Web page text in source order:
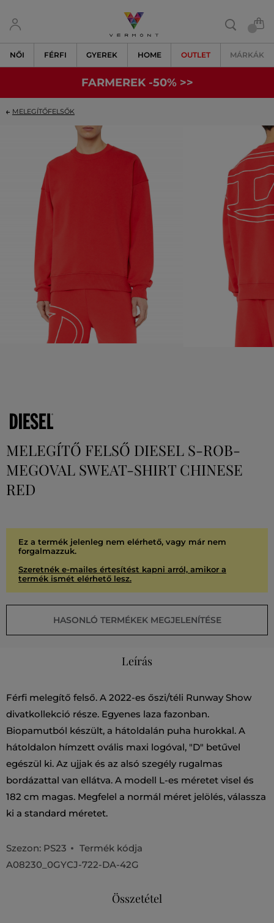
NŐI FÉRFI GYEREK HOME OUTLET MÁRKÁK
FARMEREK -50% >>
MELEGÍTŐFELSŐK
MELEGÍTŐ FELSŐ DIESEL S-ROB-
MEGOVAL SWEAT-SHIRT CHINESE
RED
Ez a termék jelenleg nem elérhető, vagy már nem
forgalmazzuk.
Szeretnék e-mailes értesítést kapni arról, amikor a
termék ismét elérhető lesz.
HASONLÓ TERMÉKEK MEGJELENÍTÉSE
Leírás
Férfi melegítő felső. A 2022-es őszi/téli Runway Show
divatkollekció része. Egyenes laza fazonban.
Biopamutból készült, a hátoldalán puha hurokkal. A
hátoldalon hímzett ovális maxi logóval, "D" betűvel
egészül ki. Az ujjak és az alsó szegély rugalmas
bordázattal van ellátva. A modell L-es méretet visel és
182 cm magas. Megfelel a normál méret jelölés, válassza
ki a standard méretet.
Szezon: PS23
Termék kódja
A08230_0GYCJ-722-DA-42G
Összetétel